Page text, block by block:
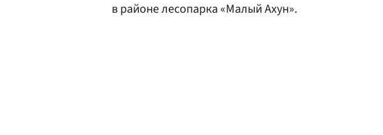
в районе лесопарка «Малый Ахун».